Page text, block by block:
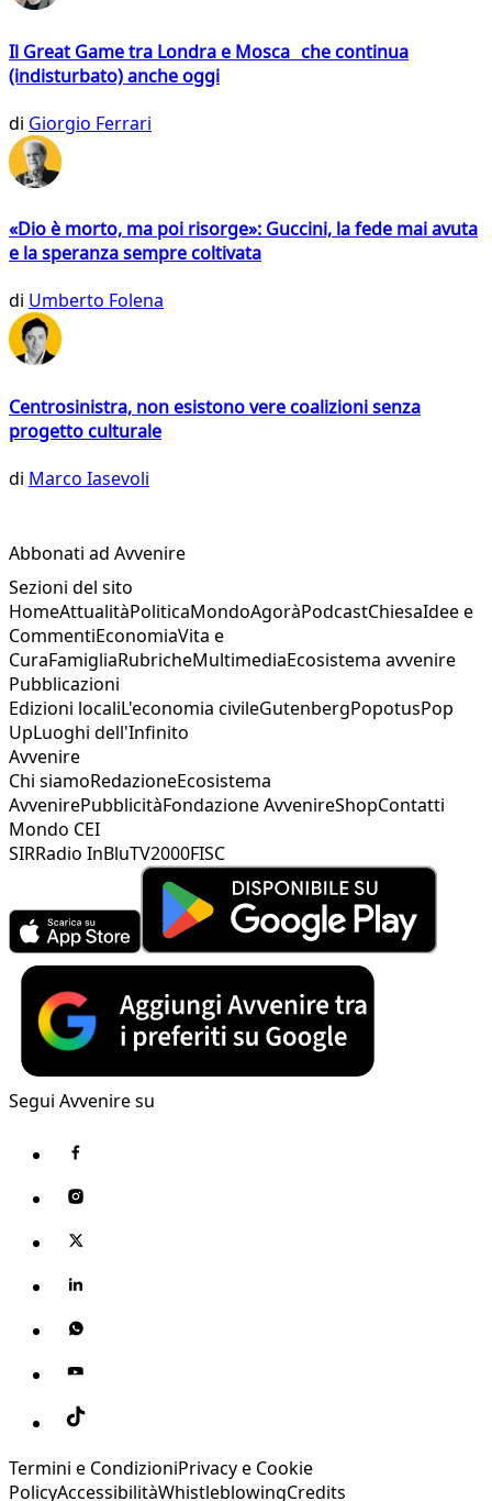
Il Great Game tra Londra e Mosca che continua
(indisturbato) anche oggi
di Giorgio Ferrari
«Dio è morto, ma poi risorge»: Guccini, la fede mai avuta
e la speranza sempre coltivata
di Umberto Folena
Centrosinistra, non esistono vere coalizioni senza
progetto culturale
di Marco Iasevoli
Abbonati ad Avvenire
Sezioni del sito
HomeAttualitàPoliticaMondoAgoràPodcastChiesaIdee e
CommentiEconomiaVita e
CuraFamigliaRubricheMultimediaEcosistema avvenire
Pubblicazioni
Edizioni localiL'economia civileGutenbergPopotusPop
UpLuoghi dell'Infinito
Avvenire
Chi siamoRedazioneEcosistema
AvvenirePubblicitàFondazione AvvenireShopContatti
Mondo CEI
SIRRadio InBluTV2000FISC
Segui Avvenire su
Termini e CondizioniPrivacy e Cookie
PolicyAccessibilitàWhistleblowingCredits